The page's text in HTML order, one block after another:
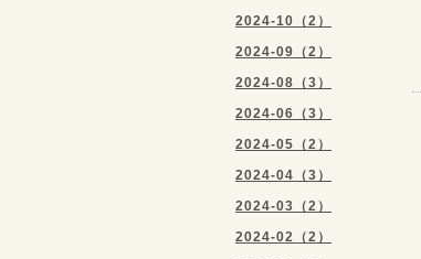
2024-10（2）
2024-09（2）
2024-08（3）
2024-06（3）
2024-05（2）
2024-04（3）
2024-03（2）
2024-02（2）